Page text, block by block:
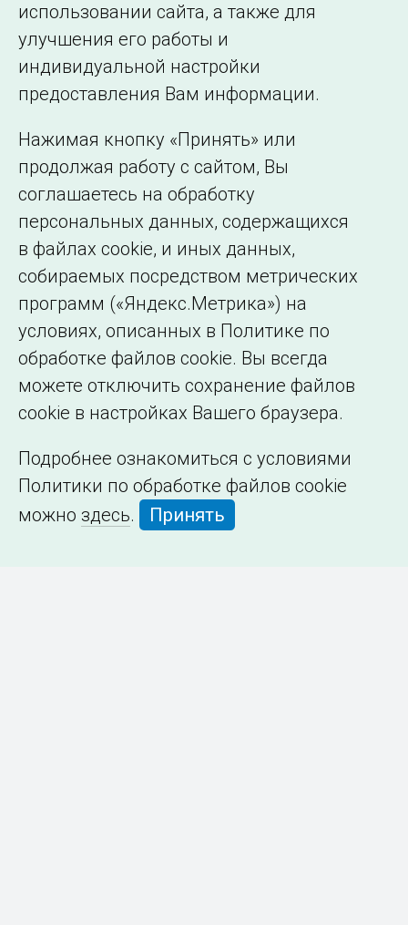
©2005–2026 АО «СО ЕЭС»
Филиалы и
представительства
образовательной
организации
использовании сайта, а также для
улучшения его работы и
индивидуальной настройки
предоставления Вам информации.
Нажимая кнопку «Принять» или
продолжая работу с сайтом, Вы
соглашаетесь на обработку
персональных данных, содержащихся
в файлах cookie, и иных данных,
собираемых посредством метрических
программ («Яндекс.Метрика») на
условиях, описанных в Политике по
обработке файлов cookie. Вы всегда
можете отключить сохранение файлов
cookie в настройках Вашего браузера.
Подробнее ознакомиться с условиями
Политики по обработке файлов cookie
можно здесь. Принять